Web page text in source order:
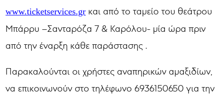
www.ticketservices.gr και από το ταμείο του θεάτρου
Μπάρρυ –Σανταρόζα 7 & Καρόλου- μία ώρα πριν
από την έναρξη κάθε παράστασης .
Παρακαλούνται οι χρήστες αναπηρικών αμαξιδίων,
να επικοινωνούν στο τηλέφωνο 6936150650 για την